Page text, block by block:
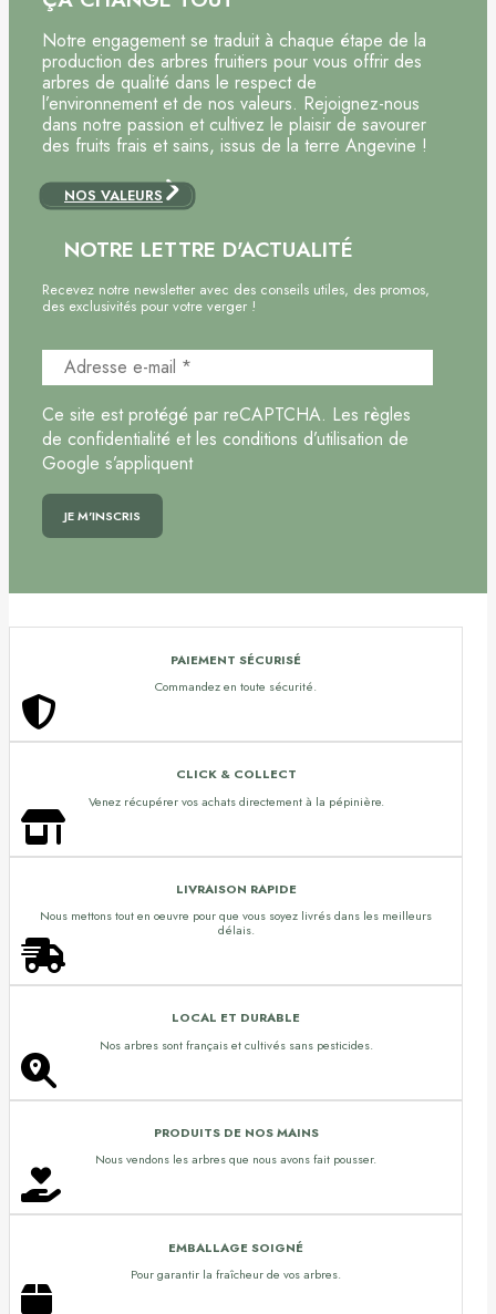
Notre engagement se traduit à chaque étape de la
production des arbres fruitiers pour vous offrir des
arbres de qualité dans le respect de
l’environnement et de nos valeurs. Rejoignez-nous
dans notre passion et cultivez le plaisir de savourer
des fruits frais et sains, issus de la terre Angevine !
NOS VALEURS
NOTRE LETTRE D'ACTUALITÉ
Recevez notre newsletter avec des conseils utiles, des promos,
des exclusivités pour votre verger !
Ce site est protégé par reCAPTCHA. Les règles
de confidentialité et les conditions d’utilisation de
Google s’appliquent
PAIEMENT SÉCURISÉ
Commandez en toute sécurité.
CLICK & COLLECT
Venez récupérer vos achats directement à la pépinière.
LIVRAISON RAPIDE
Nous mettons tout en oeuvre pour que vous soyez livrés dans les meilleurs
délais.
LOCAL ET DURABLE
Nos arbres sont français et cultivés sans pesticides.
PRODUITS DE NOS MAINS
Nous vendons les arbres que nous avons fait pousser.
EMBALLAGE SOIGNÉ
Pour garantir la fraîcheur de vos arbres.